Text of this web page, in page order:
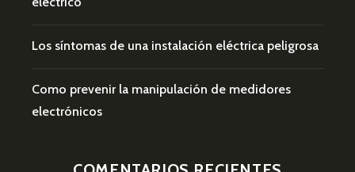
Los síntomas de una instalación eléctrica peligrosa
Como prevenir la manipulación de medidores
electrónicos